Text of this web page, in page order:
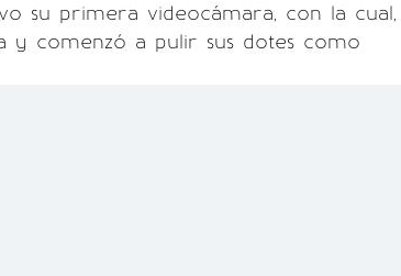
su primera videocámara, con la cual,
y comenzó a pulir sus dotes como